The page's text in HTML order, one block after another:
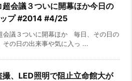
超会議３ついに開幕ほか今日の
プ #2014 #4/25
会議３ついに開幕ほか 毎日、その日の
その日の出来事や気に入っ ...
撮、LED照明で阻止立命館大が